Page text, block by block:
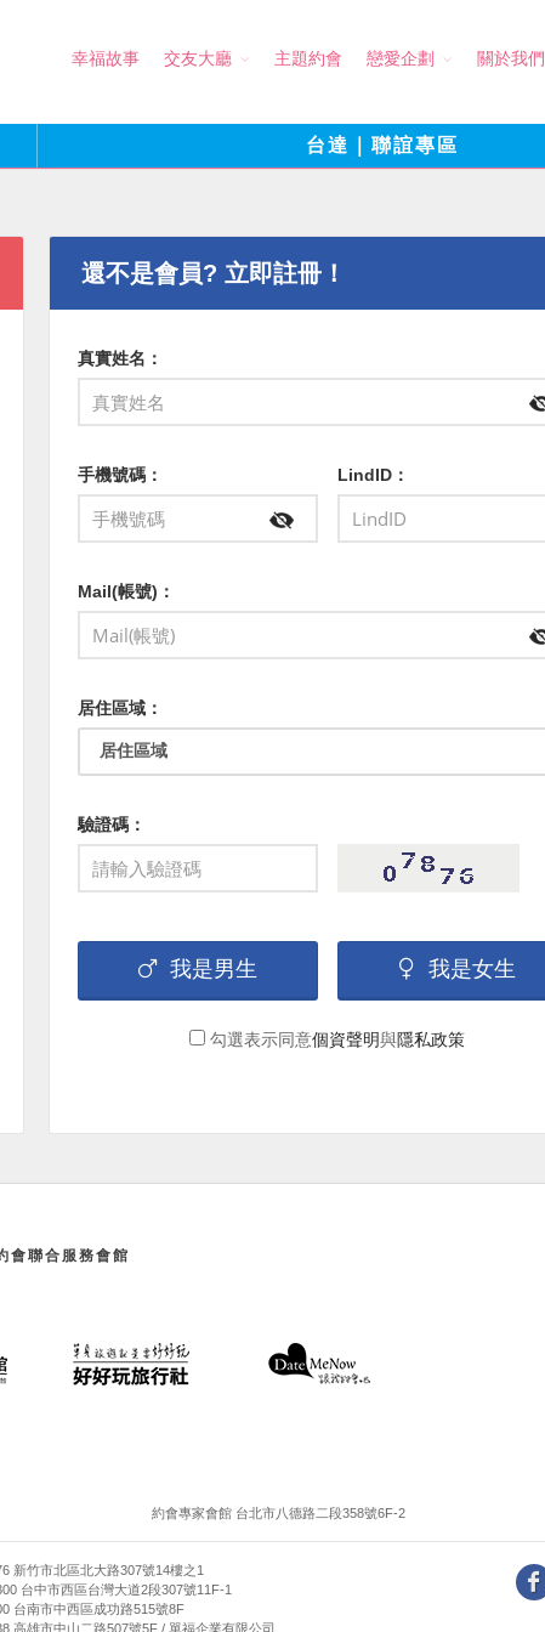
幸福故事 交友大廳 主題約會 戀愛企劃 關於我們
台達｜聯誼專區
還不是會員? 立即註冊！
真實姓名：
手機號碼： LindID：
Mail(帳號)：
居住區域：
驗證碼：
我是男生 我是女生
勾選表示同意個資聲明與隱私政策
會聯合服務會館
約會專家會館 台北市八德路二段358號6F-2
新竹市北區北大路307號14樓之1
台中市西區台灣大道2段307號11F-1
台南市中西區成功路515號8F
高雄市中山二路507號5F / 單福企業有限公司